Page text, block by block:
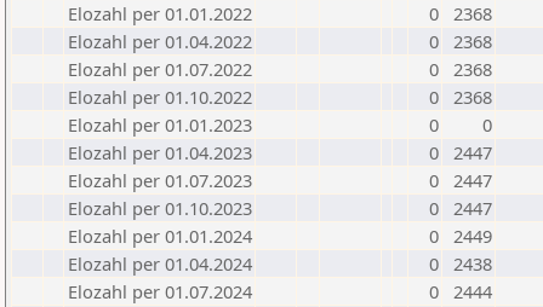
Elozahl per 01.01.2022
0 2368
Elozahl per 01.04.2022
0 2368
Elozahl per 01.07.2022
0 2368
Elozahl per 01.10.2022
0 2368
Elozahl per 01.01.2023
0
0
Elozahl per 01.04.2023
0 2447
Elozahl per 01.07.2023
0 2447
Elozahl per 01.10.2023
0 2447
Elozahl per 01.01.2024
0 2449
Elozahl per 01.04.2024
0 2438
Elozahl per 01.07.2024
0 2444